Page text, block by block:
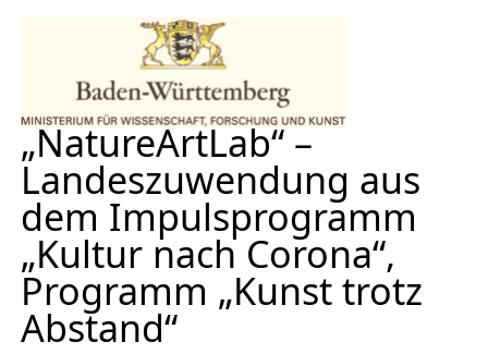
„NatureArtLab“ –
Landeszuwendung aus
dem Impulsprogramm
„Kultur nach Corona“,
Programm „Kunst trotz
Abstand“